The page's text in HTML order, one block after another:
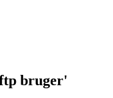
bruger'